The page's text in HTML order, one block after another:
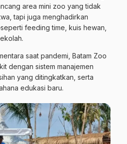
area mini zoo yang tidak
tapi juga menghadirkan
feeding time, kuis hewan,
saat pandemi, Batam Zoo
dengan sistem manajemen
yang ditingkatkan, serta
edukasi baru.